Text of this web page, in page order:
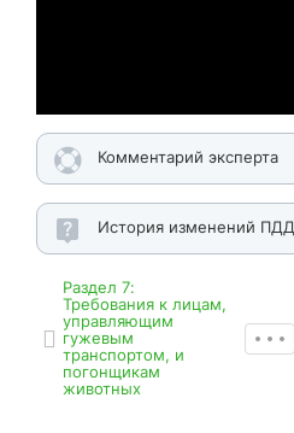
Комментарий эксперта
История изменений ПДД
Раздел 7:
Требования к лицам,
управляющим
гужевым
транспортом, и
погонщикам
животных